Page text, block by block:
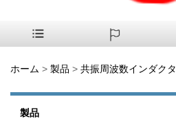
ホーム > 製品 > 共振周波数インダクタ
製品